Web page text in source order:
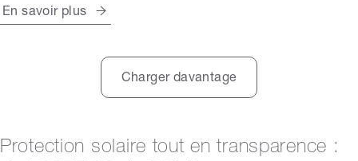
En savoir plus
Charger davantage
Protection solaire tout en transparence :